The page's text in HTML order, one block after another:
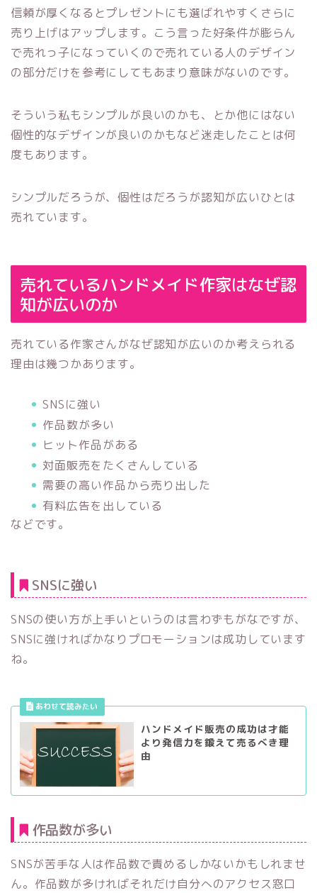
信頼が厚くなるとプレゼントにも選ばれやすくさらに
売り上げはアップします。こう言った好条件が膨らん
で売れっ子になっていくので売れている人のデザイン
の部分だけを参考にしてもあまり意味がないのです。
そういう私もシンプルが良いのかも、とか他にはない
個性的なデザインが良いのかもなど迷走したことは何
度もあります。
シンプルだろうが、個性はだろうが認知が広いひとは
売れています。
売れているハンドメイド作家はなぜ認
知が広いのか
売れている作家さんがなぜ認知が広いのか考えられる
理由は幾つかあります。
SNSに強い
作品数が多い
ヒット作品がある
対面販売をたくさんしている
需要の高い作品から売り出した
有料広告を出している
などです。
SNSに強い
SNSの使い方が上手いというのは言わずもがなですが、
SNSに強ければかなりプロモーションは成功しています
ね。
ハンドメイド販売の成功は才能
より発信力を鍛えて売るべき理
由
作品数が多い
SNSが苦手な人は作品数で責めるしかないかもしれませ
ん。作品数が多ければそれだけ自分へのアクセス窓口